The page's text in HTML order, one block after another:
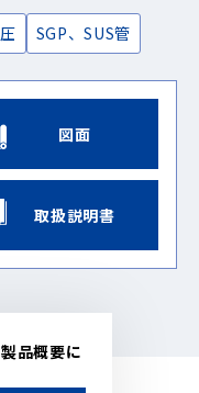
SGP、SUS管
図面
取扱説明書
品概要に